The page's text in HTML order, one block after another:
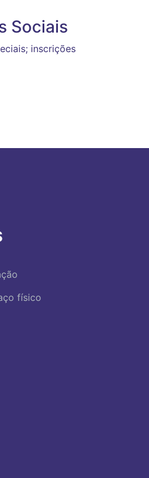
Sociais
inscrições
físico